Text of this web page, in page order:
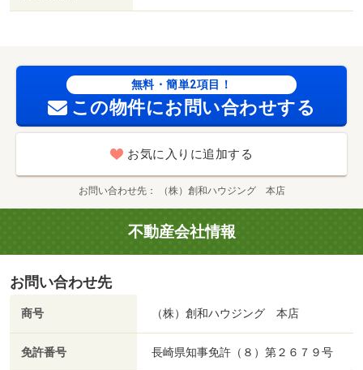
無料・簡単2項目！
この物件にお問い合わせする
お気に入りに追加する
お問い合わせ先 （株）創和ハウジング 本店
不動産会社情報
お問い合わせ先
商号 （株）創和ハウジング 本店
免許番号 長崎県知事免許（８）第２６７９号